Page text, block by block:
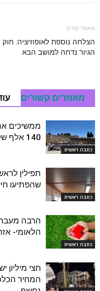
מאמר קודם
הצלחה נוספת לאופוזיציה: חוק
הגיור נדחה למושב הבא
מאמרים קשורים
כתבה ראשית
ממשיכים
140 אלף שקל למען ילדי החינוך המיוחד
כתבה ראשית
תפילין
שהפתיעו
כתבה ראשית
הרבה
הלאומי-
חצי
המחיר